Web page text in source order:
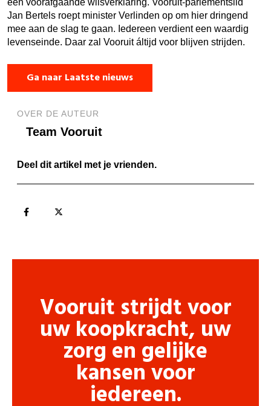
Jan Bertels roept minister Verlinden op om hier dringend
mee aan de slag te gaan. Iedereen verdient een waardig
levenseinde. Daar zal Vooruit áltijd voor blijven strijden.
Ga naar Laatste nieuws
OVER DE AUTEUR
Team Vooruit
Deel dit artikel met je vrienden.
Vooruit strijdt voor
uw koopkracht, uw
zorg en gelijke
kansen voor
iedereen.